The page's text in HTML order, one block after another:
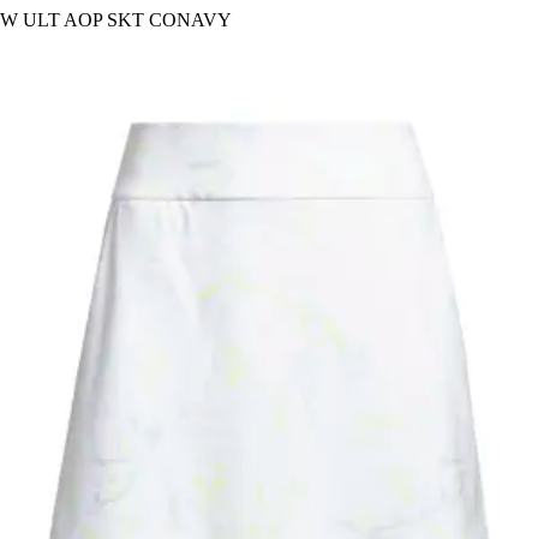
W ULT AOP SKT CONAVY